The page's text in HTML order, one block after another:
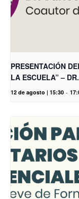
PRESENTACIÓN
LA ESCUELA” –
12 de agosto | 15:30 -